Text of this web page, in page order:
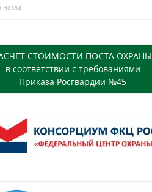
назад
СТОИМОСТИ ПОСТА ОХРАНЫ
в соответствии с требованиями
Приказа Росгвардии №45